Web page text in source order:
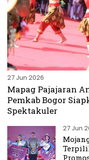
27 Jun 2026
Mapag Pajajaran
Pemkab Bogor
Spektakuler
27 Jun